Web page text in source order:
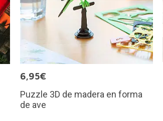
6,95€
Puzzle 3D de madera en forma
de ave